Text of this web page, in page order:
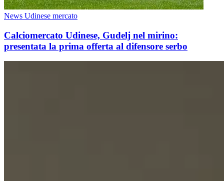
News Udinese mercato
Calciomercato Udinese, Gudelj nel mirino:
presentata la prima offerta al difensore serbo